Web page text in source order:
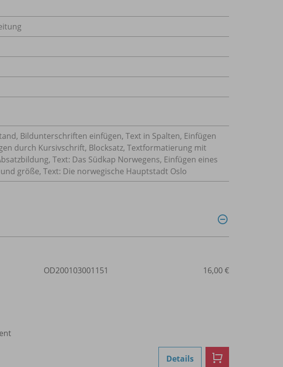
Bildunterschriften einfügen, Text in Spalten, Einfügen
durch Kursivschrift, Blocksatz, Textformatierung mit
Text: Das Südkap Norwegens, Einfügen eines
größe, Text: Die norwegische Hauptstadt Oslo
OD200103001151 16,00 €
Details